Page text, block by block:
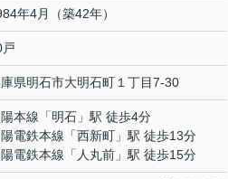
年4月（築42年）
県明石市大明石町 １丁目7-30
本線 「明石 」駅 徒歩4分
電鉄本線 「西新町 」駅 徒歩13分
電鉄本線 「 人丸前 」駅 徒歩15分